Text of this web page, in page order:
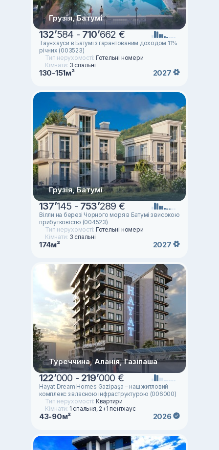
Грузія, Батумі
132’584 - 710’662 €
Таунхауси в Батумі з гарантованим доходом 11%
річних (003523)
Тип нерухомості: Готельні номери
Кімнати: 3 спальні
130-151м² 2027
Грузія, Батумі
137’145 - 753’289 €
Вілли на березі Чорного моря в Батумі з високою
прибутковістю (004523)
Тип нерухомості: Готельні номери
Кімнати: 3 спальні
174м² 2027
Туреччина, Аланія, Газіпаша
122’000 - 219’000 €
Hayat Dream Homes Gazipaşa – наш житловий
комплекс з власною інфраструктурою (006000)
Тип нерухомості: Квартири
Кімнати: 1 спальня, 2+1 пентхаус
43-90м² 2026